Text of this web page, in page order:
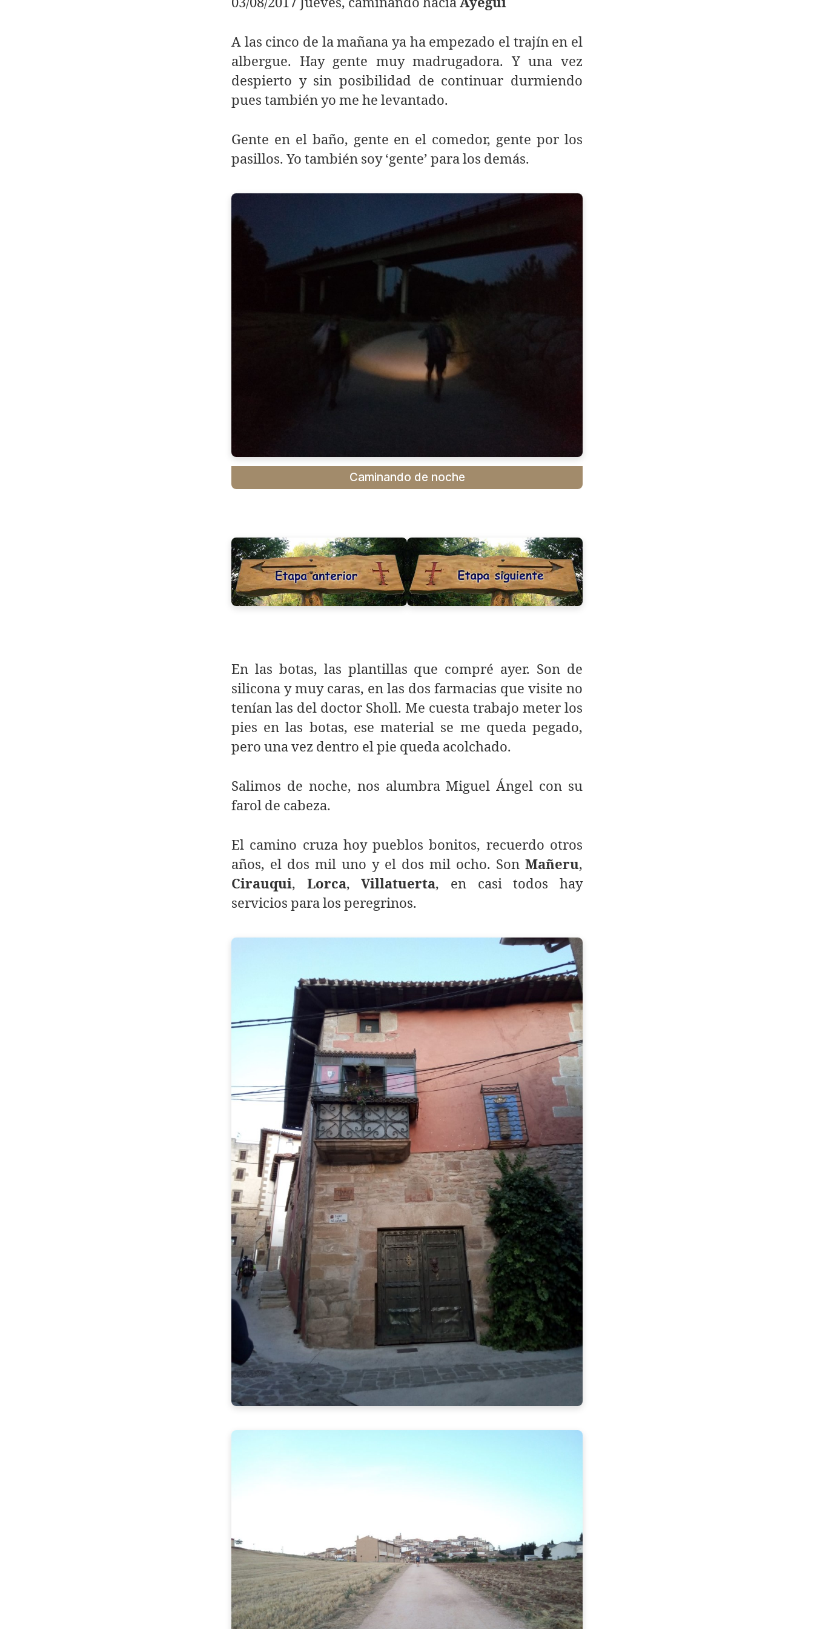
A las cinco de la mañana ya ha empezado el trajín en el
albergue. Hay gente muy madrugadora. Y una vez
despierto y sin posibilidad de continuar durmiendo
pues también yo me he levantado.
Gente en el baño, gente en el comedor, gente por los
pasillos. Yo también soy ‘gente’ para los demás.
Caminando de noche
En las botas, las plantillas que compré ayer. Son de
silicona y muy caras, en las dos farmacias que visite no
tenían las del doctor Sholl. Me cuesta trabajo meter los
pies en las botas, ese material se me queda pegado,
pero una vez dentro el pie queda acolchado.
Salimos de noche, nos alumbra Miguel Ángel con su
farol de cabeza.
El camino cruza hoy pueblos bonitos, recuerdo otros
años, el dos mil uno y el dos mil ocho. Son Mañeru,
Cirauqui, Lorca,Villatuerta, en casi todos hay
servicios para los peregrinos.